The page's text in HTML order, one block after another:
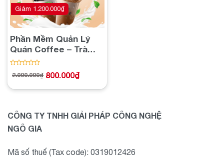
Phần Mềm Quản Lý
Quán Coffee – Trà
Sữa
xếp
0
2.000.000₫
Giá
2.000.000₫.
800.000₫
Giá
là:
Giảm 1.200.000₫
CÔNG TY TNHH GIẢI PHÁP CÔNG NGHỆ
NGÔ GIA
Mã số thuế (Tax code): 0319012426